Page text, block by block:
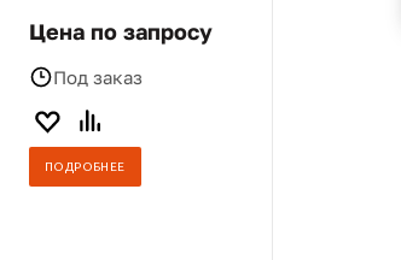
Цена по запросу
Под заказ
ПОДРОБНЕЕ